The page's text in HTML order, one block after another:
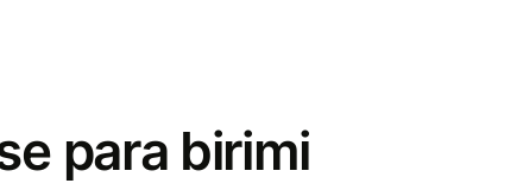
para birimi